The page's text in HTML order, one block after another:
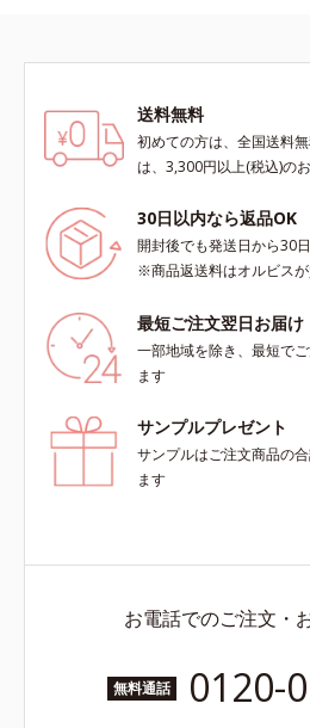
ら
で
みずみずしさをサポートするため
持続性、2種の保湿成分も配合し、
透明感を包括的にサポート。全方位
ケアのアプローチによって、肌本来
明肌を叶えます。L＝さっぱりタイ
プ（脂性肌～普通肌）M＝しっとり
タイプ（普通肌～乾性肌）*1 シ
こと*2 メラニンの生成を抑え、シ
ミ・ソバカスを防ぐ*3 うるおいに
よる透明感のある肌*4 日本化粧品
トに着目し、日本放射線影響学会第
53回大会で2010年10月に初めて発
表したこと*5 うるおいによる*6 メ
ラノサイトまで*7 L-アスコルビン
キス、油溶性甘草エキス（2）*9 乾
送料無料
初めての方は、全国送料
は、3,300円以上(税込)の
30日以内なら返品OK
開封後でも発送日から30
※商品返送料はオルビス
最短ご注文翌日お届け
一部地域を除き、最短で
ます
サンプルプレゼント
サンプルはご注文商品の
ます
お電話でのご注文・
無料通話 0120-